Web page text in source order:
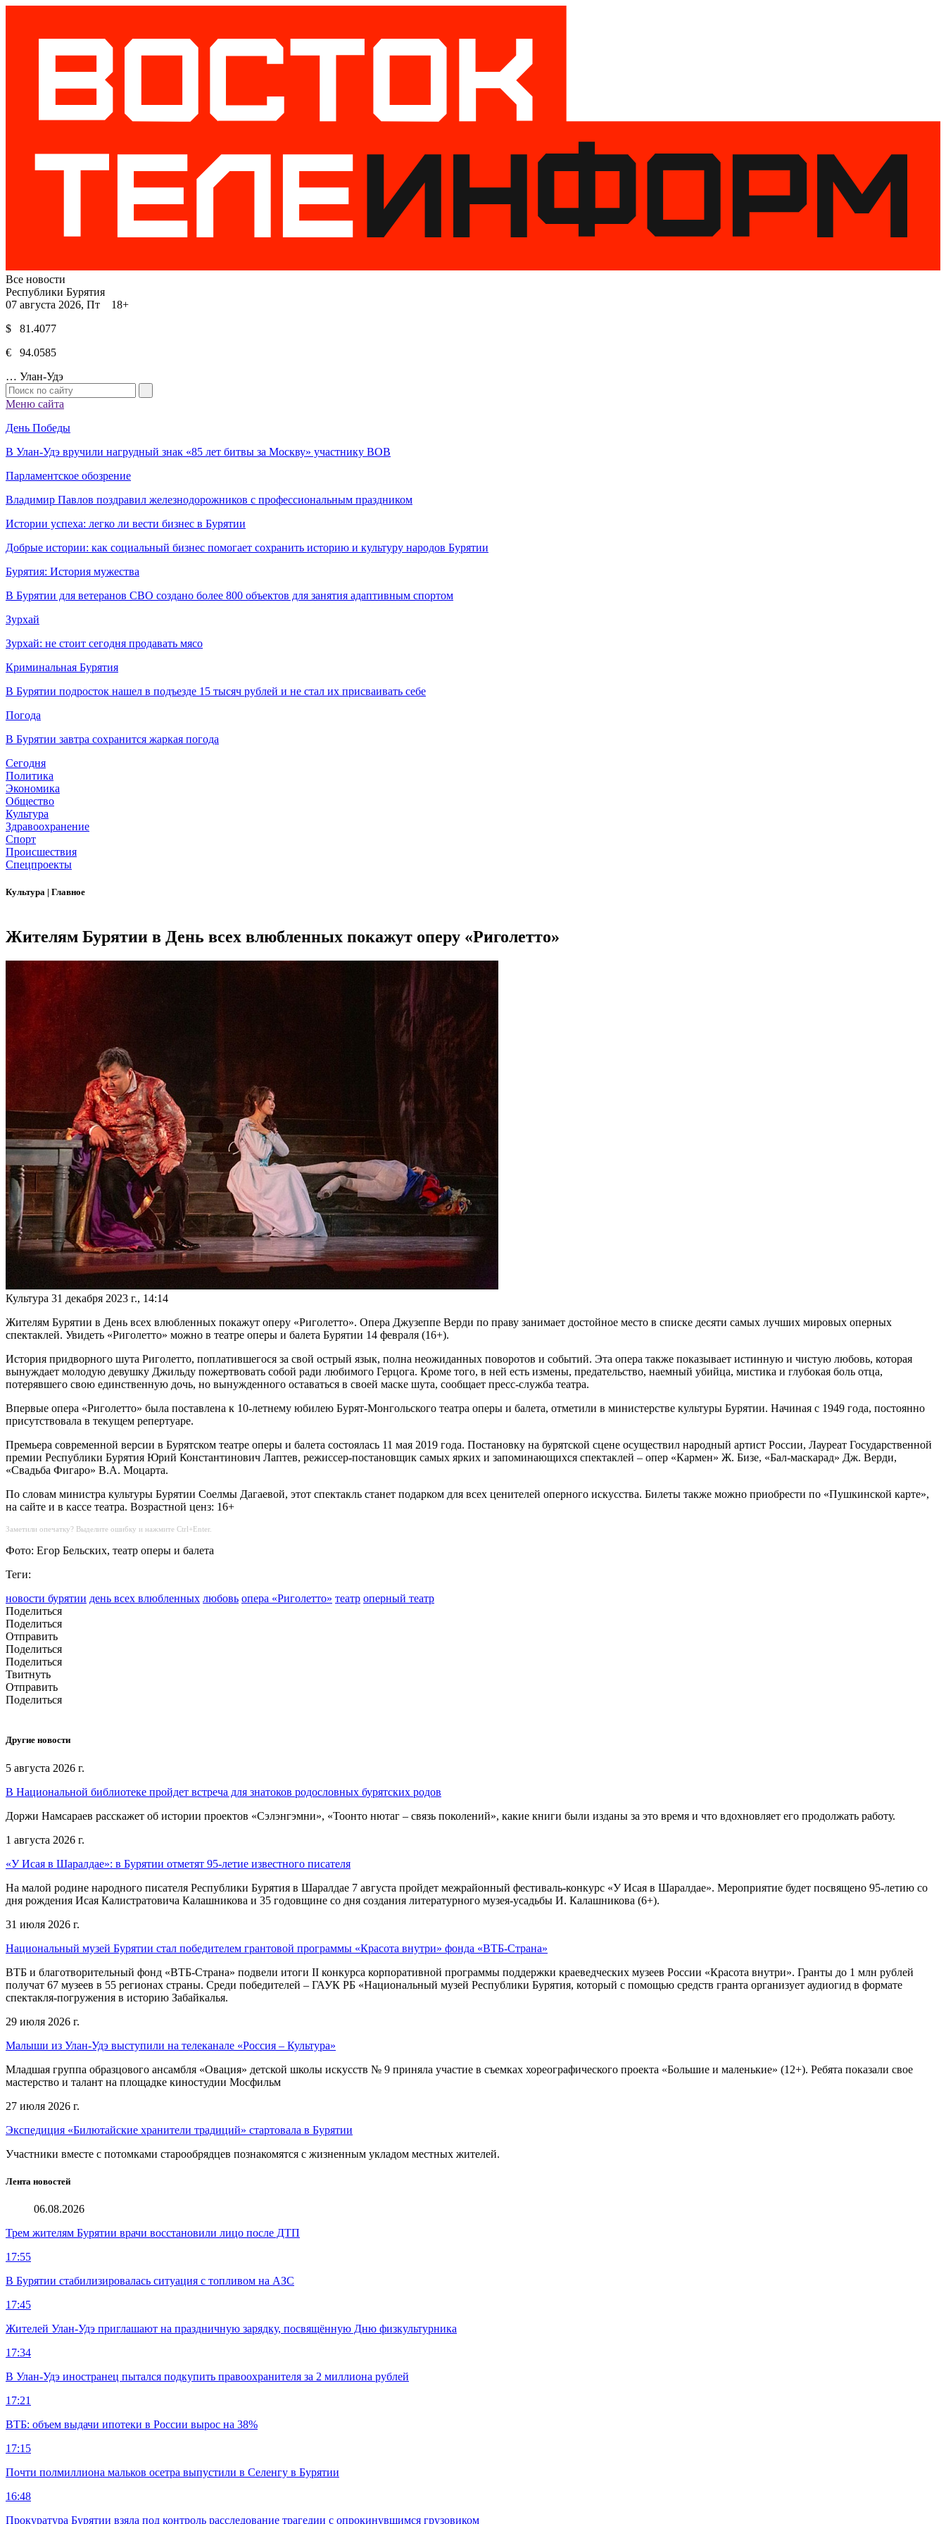
Все новости
Республики Бурятия
07 августа 2026, Пт 18+
$ 81.4077
€ 94.0585
… Улан-Удэ
Меню сайта
День Победы
В Улан-Удэ вручили нагрудный знак «85 лет битвы за Москву» участнику ВОВ
Парламентское обозрение
Владимир Павлов поздравил железнодорожников с профессиональным праздником
Истории успеха: легко ли вести бизнес в Бурятии
Добрые истории: как социальный бизнес помогает сохранить историю и культуру народов Бурятии
Бурятия: История мужества
В Бурятии для ветеранов СВО создано более 800 объектов для занятия адаптивным спортом
Зурхай
Зурхай: не стоит сегодня продавать мясо
Криминальная Бурятия
В Бурятии подросток нашел в подъезде 15 тысяч рублей и не стал их присваивать себе
Погода
В Бурятии завтра сохранится жаркая погода
Сегодня
Политика
Экономика
Общество
Культура
Здравоохранение
Спорт
Происшествия
Спецпроекты
Культура | Главное
Жителям Бурятии в День всех влюбленных покажут оперу «Риголетто»
Культура 31 декабря 2023 г., 14:14
Жителям Бурятии в День всех влюбленных покажут оперу «Риголетто». Опера Джузеппе Верди по праву занимает достойное место в списке десяти самых лучших мировых оперных
спектаклей. Увидеть «Риголетто» можно в театре оперы и балета Бурятии 14 февраля (16+).
История придворного шута Риголетто, поплатившегося за свой острый язык, полна неожиданных поворотов и событий. Эта опера также показывает истинную и чистую любовь, которая
вынуждает молодую девушку Джильду пожертвовать собой ради любимого Герцога. Кроме того, в ней есть измены, предательство, наемный убийца, мистика и глубокая боль отца,
потерявшего свою единственную дочь, но вынужденного оставаться в своей маске шута, сообщает пресс-служба театра.
Впервые опера «Риголетто» была поставлена к 10-летнему юбилею Бурят-Монгольского театра оперы и балета, отметили в министерстве культуры Бурятии. Начиная с 1949 года, постоянно
присутствовала в текущем репертуаре.
Премьера современной версии в Бурятском театре оперы и балета состоялась 11 мая 2019 года. Постановку на бурятской сцене осуществил народный артист России, Лауреат Государственной
премии Республики Бурятия Юрий Константинович Лаптев, режиссер-постановщик самых ярких и запоминающихся спектаклей – опер «Кармен» Ж. Бизе, «Бал-маскарад» Дж. Верди,
«Свадьба Фигаро» В.А. Моцарта.
По словам министра культуры Бурятии Соелмы Дагаевой, этот спектакль станет подарком для всех ценителей оперного искусства. Билеты также можно приобрести по «Пушкинской карте»,
на сайте и в кассе театра. Возрастной ценз: 16+
Заметили опечатку? Выделите ошибку и нажмите Ctrl+Enter.
Фото: Егор Бельских, театр оперы и балета
Теги:
новости бурятии день всех влюбленных любовь опера «Риголетто» театр оперный театр
Поделиться
Поделиться
Отправить
Поделиться
Поделиться
Твитнуть
Отправить
Поделиться
Другие новости
5 августа 2026 г.
В Национальной библиотеке пройдет встреча для знатоков родословных бурятских родов
Доржи Намсараев расскажет об истории проектов «Сэлэнгэмни», «Тоонто нютаг – связь поколений», какие книги были изданы за это время и что вдохновляет его продолжать работу.
1 августа 2026 г.
«У Исая в Шаралдае»: в Бурятии отметят 95-летие известного писателя
На малой родине народного писателя Республики Бурятия в Шаралдае 7 августа пройдет межрайонный фестиваль-конкурс «У Исая в Шаралдае». Мероприятие будет посвящено 95-летию со
дня рождения Исая Калистратовича Калашникова и 35 годовщине со дня создания литературного музея-усадьбы И. Калашникова (6+).
31 июля 2026 г.
Национальный музей Бурятии стал победителем грантовой программы «Красота внутри» фонда «ВТБ-Страна»
ВТБ и благотворительный фонд «ВТБ-Страна» подвели итоги II конкурса корпоративной программы поддержки краеведческих музеев России «Красота внутри». Гранты до 1 млн рублей
получат 67 музеев в 55 регионах страны. Среди победителей – ГАУК РБ «Национальный музей Республики Бурятия, который с помощью средств гранта организует аудиогид в формате
спектакля-погружения в историю Забайкалья.
29 июля 2026 г.
Малыши из Улан-Удэ выступили на телеканале «Россия – Культура»
Младшая группа образцового ансамбля «Овация» детской школы искусств № 9 приняла участие в съемках хореографического проекта «Большие и маленькие» (12+). Ребята показали свое
мастерство и талант на площадке киностудии Мосфильм
27 июля 2026 г.
Экспедиция «Билютайские хранители традиций» стартовала в Бурятии
Участники вместе с потомками старообрядцев познакомятся с жизненным укладом местных жителей.
Лента новостей
06.08.2026
Трем жителям Бурятии врачи восстановили лицо после ДТП
17:55
В Бурятии стабилизировалась ситуация с топливом на АЗС
17:45
Жителей Улан-Удэ приглашают на праздничную зарядку, посвящённую Дню физкультурника
17:34
В Улан-Удэ иностранец пытался подкупить правоохранителя за 2 миллиона рублей
17:21
ВТБ: объем выдачи ипотеки в России вырос на 38%
17:15
Почти полмиллиона мальков осетра выпустили в Селенгу в Бурятии
16:48
Прокуратура Бурятии взяла под контроль расследование трагедии с опрокинувшимся грузовиком